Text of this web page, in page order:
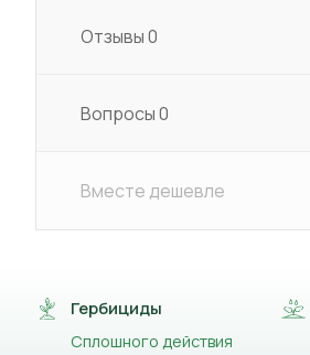
Отзывы0
Вопросы0
Вместе дешевле
Гербициды
Сплошного действия